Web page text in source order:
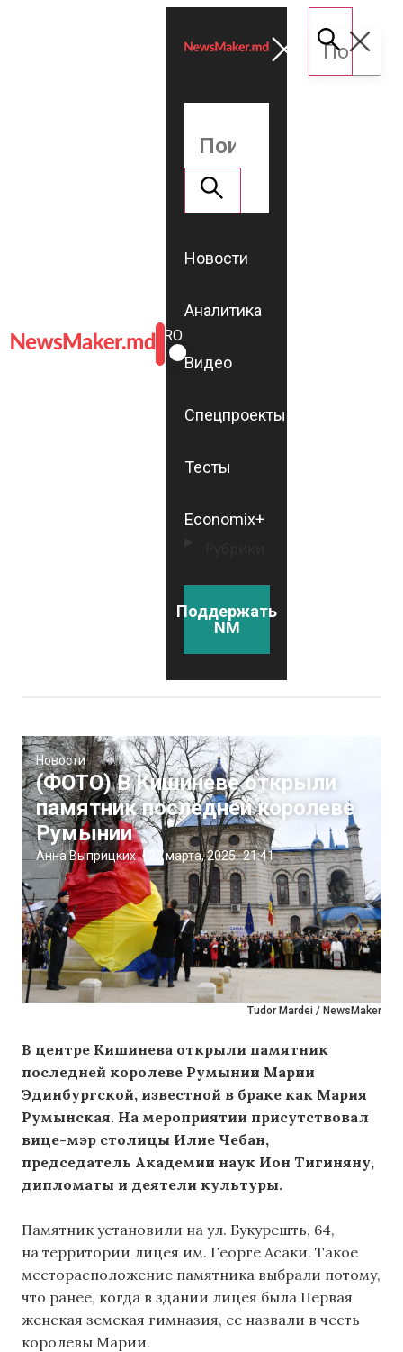
ROMÂNĂ
RU
Новости
Аналитика
Видео
Спецпроекты
Тесты
Economix+
Поддержать
NM
Tudor Mardei / NewsMaker
Новости
(ФОТО) В Кишиневе открыли
памятник последней королеве
Румынии
Анна Выприцких | 27 марта, 2025 21:41
В центре Кишинева открыли памятник
последней королеве Румынии Марии
Эдинбургской, известной в браке как Мария
Румынская. На мероприятии присутствовал
вице-мэр столицы Илие Чебан,
председатель Академии наук Ион Тигиняну,
дипломаты и деятели культуры.
Памятник установили на ул. Букурешть, 64,
на территории лицея им. Георге Асаки. Такое
месторасположение памятника выбрали потому,
что ранее, когда в здании лицея была Первая
женская земская гимназия, ее назвали в честь
королевы Марии.